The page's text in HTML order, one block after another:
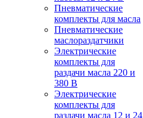
Пневматические
комплекты для масла
Пневматические
маслораздатчики
Электрические
комплекты для
раздачи масла 220 и
380 В
Электрические
комплекты для
раздачи масла 12 и 24